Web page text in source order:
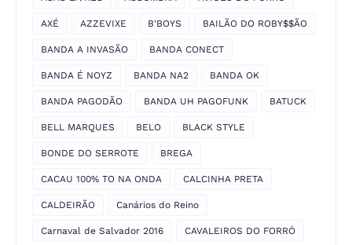
AXÉ AZZEVIXE B'BOYS BAILÃO DO ROBY$$ÃO
BANDA A INVASÃO BANDA CONECT
BANDA É NOYZ BANDA NA2 BANDA OK
BANDA PAGODÃO BANDA UH PAGOFUNK BATUCK
BELL MARQUES BELO BLACK STYLE
BONDE DO SERROTE BREGA
CACAU 100% TO NA ONDA CALCINHA PRETA
CALDEIRÃO Canários do Reino
Carnaval de Salvador 2016 CAVALEIROS DO FORRÓ